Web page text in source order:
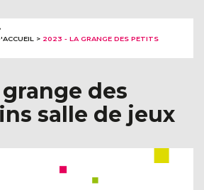
> 2023 - LA GRANGE DES PETITS
grange des
salle de jeux